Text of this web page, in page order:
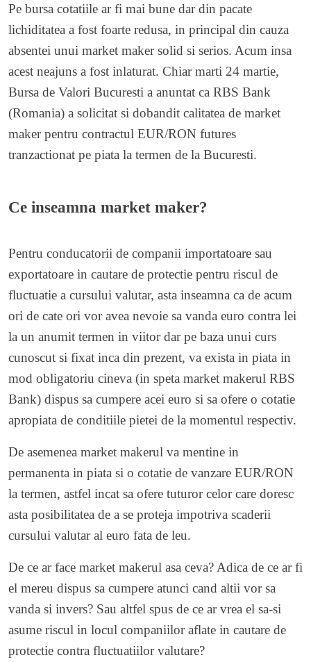
Pe bursa cotatiile ar fi mai bune dar din pacate
lichiditatea a fost foarte redusa, in principal din cauza
absentei unui market maker solid si serios. Acum insa
acest neajuns a fost inlaturat. Chiar marti 24 martie,
Bursa de Valori Bucuresti a anuntat ca RBS Bank
(Romania) a solicitat si dobandit calitatea de market
maker pentru contractul EUR/RON futures
tranzactionat pe piata la termen de la Bucuresti.
Ce inseamna market maker?
Pentru conducatorii de companii importatoare sau
exportatoare in cautare de protectie pentru riscul de
fluctuatie a cursului valutar, asta inseamna ca de acum
ori de cate ori vor avea nevoie sa vanda euro contra lei
la un anumit termen in viitor dar pe baza unui curs
cunoscut si fixat inca din prezent, va exista in piata in
mod obligatoriu cineva (in speta market makerul RBS
Bank) dispus sa cumpere acei euro si sa ofere o cotatie
apropiata de conditiile pietei de la momentul respectiv.
De asemenea market makerul va mentine in
permanenta in piata si o cotatie de vanzare EUR/RON
la termen, astfel incat sa ofere tuturor celor care doresc
asta posibilitatea de a se proteja impotriva scaderii
cursului valutar al euro fata de leu.
De ce ar face market makerul asa ceva? Adica de ce ar fi
el mereu dispus sa cumpere atunci cand altii vor sa
vanda si invers? Sau altfel spus de ce ar vrea el sa-si
asume riscul in locul companiilor aflate in cautare de
protectie contra fluctuatiilor valutare?